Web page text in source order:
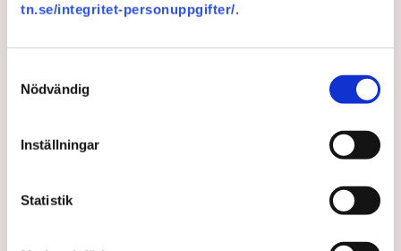
tn.se/integritet-personuppgifter/.
Nödvändig
Inställningar
Statistik
Johan Gustafsson, regionchef för Svenskt
nu än tidigare. Vi ser dock gärna att det går
snabbare, att vi det blir fler tydliga resultat. Det tar